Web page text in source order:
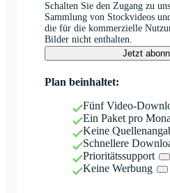
Schalten Sie den Zugang zu
Sammlung von Stockvideos
die für die kommerzielle
Bilder nicht enthalten.
Jetzt
Plan beinhaltet:
Fünf Video-
Ein Paket pro
Keine
Schnellere
Prioritätssupport
Keine Werbung